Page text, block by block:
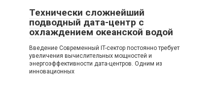
Технически сложнейший
подводный дата-центр с
охлаждением океанской водой
Введение Современный IT-сектор постоянно требует
увеличения вычислительных мощностей и
энергоэффективности дата-центров. Одним из
инновационных